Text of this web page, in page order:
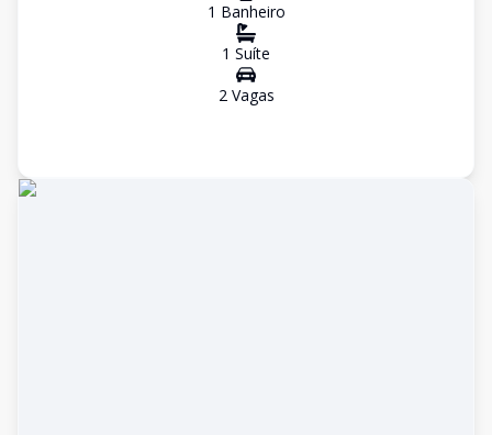
1 Banheiro
1 Suíte
2Vagas